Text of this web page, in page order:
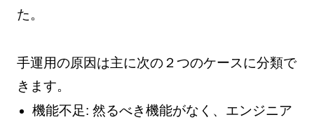
た。
手運用の原因は主に次の２つのケースに分類で
きます。
機能不足: 然るべき機能がなく、エンジニア